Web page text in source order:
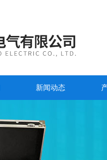
新闻动态